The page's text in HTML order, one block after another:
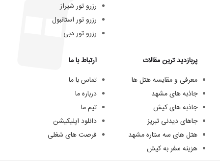
رزرو تور شیراز
رزرو تور استانبول
رزرو تور دبی
پربازدید ترین مقالات
معرفی و مقایسه هتل ها
جاذبه های مشهد
جاذبه های کیش
جاهای دیدنی تبریز
هتل های سه ستاره مشهد
هزینه سفر به کیش
ارتباط با ما
تماس با ما
درباره ما
تیم ما
دانلود اپلیکیشن
فرصت های شغلی